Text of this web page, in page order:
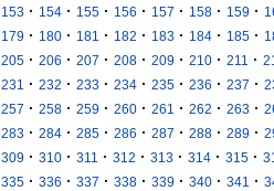
153 · 154 · 155 · 156 · 157 · 158 · 159 ·
179 · 180 · 181 · 182 · 183 · 184 · 185 ·
205 · 206 · 207 · 208 · 209 · 210 · 211 ·
231
· 232 · 233 · 234 · 235 · 236 · 237 ·
257 · 258 · 259 · 260 · 261 · 262 · 263 ·
283 · 284 · 285 · 286 · 287 · 288 · 289 ·
309 · 310 · 311 · 312 · 313 · 314 · 315 ·
335 · 336 · 337 · 338 · 339 · 340 · 341 ·